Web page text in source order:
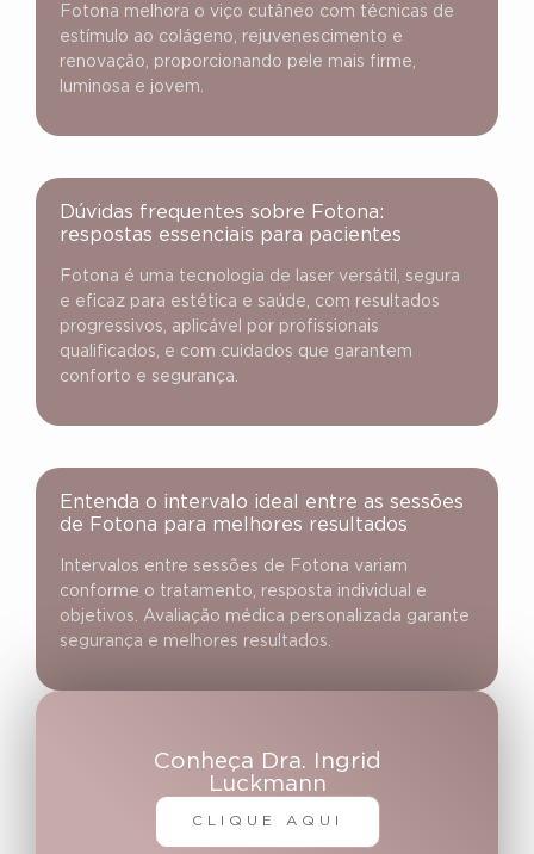
Fotona melhora o viço cutâneo com técnicas de
estímulo ao colágeno, rejuvenescimento e
renovação, proporcionando pele mais firme,
luminosa e jovem.
Dúvidas frequentes sobre Fotona:
respostas essenciais para pacientes
Fotona é uma tecnologia de laser versátil, segura
e eficaz para estética e saúde, com resultados
progressivos, aplicável por profissionais
qualificados, e com cuidados que garantem
conforto e segurança.
Entenda o intervalo ideal entre as sessões
de Fotona para melhores resultados
Intervalos entre sessões de Fotona variam
conforme o tratamento, resposta individual e
objetivos. Avaliação médica personalizada garante
segurança e melhores resultados.
Conheça Dra. Ingrid
Luckmann
CLIQUE AQUI